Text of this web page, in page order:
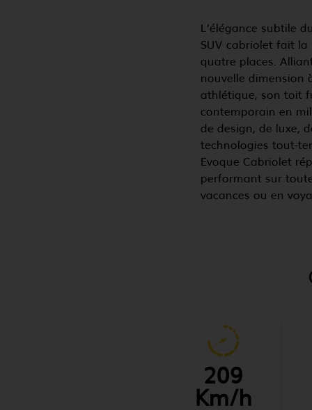
L’élégance subtile
SUV cabriolet fait
quatre places.
nouvelle dimension
athlétique, son toit
contemporain en
de design, de luxe,
technologies tout-
Evoque Cabriolet
performant sur
vacances ou en
209
Km/h